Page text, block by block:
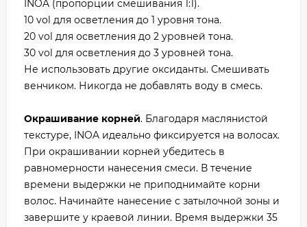
INOA (пропорции смешивания 1:1).
10 vol для осветления до 1 уровня тона.
20 vol для осветления до 2 уровней тона.
30 vol для осветления до 3 уровней тона.
Не использовать другие оксиданты. Смешивать
венчиком. Никогда не добавлять воду в смесь.
Окрашивание корней. Благодаря маслянистой
текстуре, INOA идеально фиксируется на волосах.
При окрашивании корней убедитесь в
равномерности нанесения смеси. В течение
времени выдержки не приподнимайте корни
волос. Начинайте нанесение с затылочной зоны и
завершите у краевой линии. Время выдержки 35